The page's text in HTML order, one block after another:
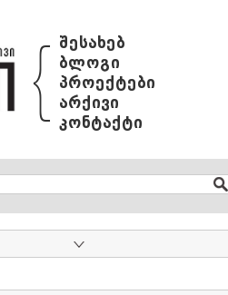
{ შესახებ
ბლოგი
პროექტები
არქივი
კონტაქტი